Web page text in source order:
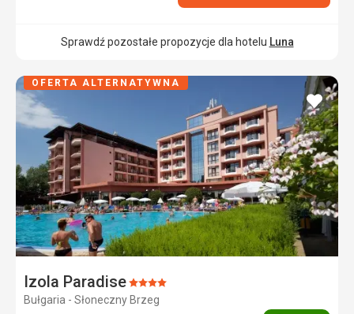
Sprawdź pozostałe propozycje dla hotelu Luna
Izola ParadiseOcena:
4/5
Bułgaria - Słoneczny Brzeg
dodaj
do
OFERTA ALTERNATYWNA